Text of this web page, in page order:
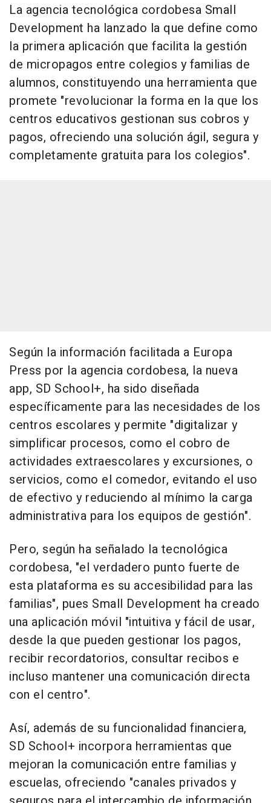
La agencia tecnológica cordobesa Small
Development ha lanzado la que define como
la primera aplicación que facilita la gestión
de micropagos entre colegios y familias de
alumnos, constituyendo una herramienta que
promete "revolucionar la forma en la que los
centros educativos gestionan sus cobros y
pagos, ofreciendo una solución ágil, segura y
completamente gratuita para los colegios".
Según la información facilitada a Europa
Press por la agencia cordobesa, la nueva
app, SD School+, ha sido diseñada
específicamente para las necesidades de los
centros escolares y permite "digitalizar y
simplificar procesos, como el cobro de
actividades extraescolares y excursiones, o
servicios, como el comedor, evitando el uso
de efectivo y reduciendo al mínimo la carga
administrativa para los equipos de gestión".
Pero, según ha señalado la tecnológica
cordobesa, "el verdadero punto fuerte de
esta plataforma es su accesibilidad para las
familias", pues Small Development ha creado
una aplicación móvil "intuitiva y fácil de usar,
desde la que pueden gestionar los pagos,
recibir recordatorios, consultar recibos e
incluso mantener una comunicación directa
con el centro".
Así, además de su funcionalidad financiera,
SD School+ incorpora herramientas que
mejoran la comunicación entre familias y
escuelas, ofreciendo "canales privados y